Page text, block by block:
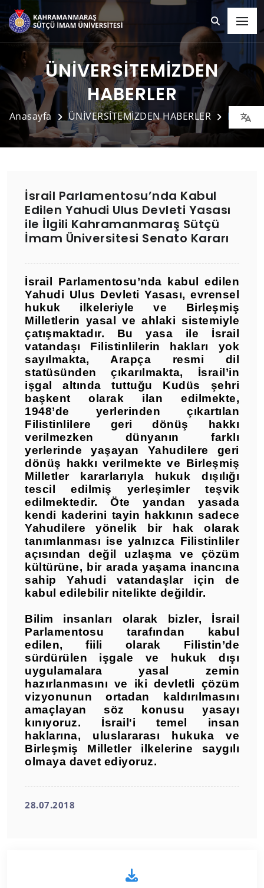
ÜNİVERSİTEMİZDEN
HABERLER
Anasayfa ÜNİVERSİTEMİZDEN HABERLER Detay
İsrail Parlamentosu’nda Kabul
Edilen Yahudi Ulus Devleti Yasası
ile İlgili Kahramanmaraş Sütçü
İmam Üniversitesi Senato Kararı
İsrail Parlamentosu’nda kabul edilen
Yahudi Ulus Devleti Yasası, evrensel
hukuk ilkeleriyle ve Birleşmiş
Milletlerin yasal ve ahlaki sistemiyle
çatışmaktadır. Bu yasa ile İsrail
vatandaşı Filistinlilerin hakları yok
sayılmakta, Arapça resmi dil
statüsünden çıkarılmakta, İsrail’in
işgal altında tuttuğu Kudüs şehri
başkent olarak ilan edilmekte,
1948’de yerlerinden çıkartılan
Filistinlilere geri dönüş hakkı
verilmezken dünyanın farklı
yerlerinde yaşayan Yahudilere geri
dönüş hakkı verilmekte ve Birleşmiş
Milletler kararlarıyla hukuk dışılığı
tescil edilmiş yerleşimler teşvik
edilmektedir. Öte yandan yasada
kendi kaderini tayin hakkının sadece
Yahudilere yönelik bir hak olarak
tanımlanması ise yalnızca Filistinliler
açısından değil uzlaşma ve çözüm
kültürüne, bir arada yaşama inancına
sahip Yahudi vatandaşlar için de
kabul edilebilir nitelikte değildir.
Bilim insanları olarak bizler, İsrail
Parlamentosu tarafından kabul
edilen, fiili olarak Filistin’de
sürdürülen işgale ve hukuk dışı
uygulamalara yasal zemin
hazırlanmasını ve iki devletli çözüm
vizyonunun ortadan kaldırılmasını
amaçlayan söz konusu yasayı
kınıyoruz. İsrail'i temel insan
haklarına, uluslararası hukuka ve
Birleşmiş Milletler ilkelerine saygılı
olmaya davet ediyoruz.
28.07.2018